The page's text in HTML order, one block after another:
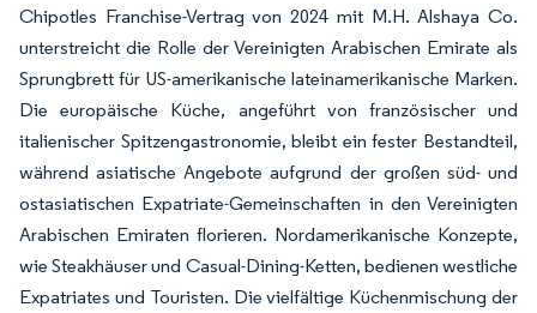
Chipotles Franchise-Vertrag von 2024 mit M.H. Alshaya Co.
unterstreicht die Rolle der Vereinigten Arabischen Emirate als
Sprungbrett für US-amerikanische lateinamerikanische Marken.
Die europäische Küche, angeführt von französischer und
italienischer Spitzengastronomie, bleibt ein fester Bestandteil,
während asiatische Angebote aufgrund der großen süd- und
ostasiatischen Expatriate-Gemeinschaften in den Vereinigten
Arabischen Emiraten florieren. Nordamerikanische Konzepte,
wie Steakhäuser und Casual-Dining-Ketten, bedienen westliche
Expatriates und Touristen. Die vielfältige Küchenmischung der